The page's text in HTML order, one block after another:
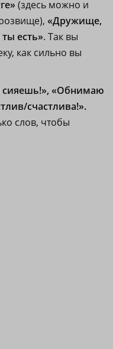
(здесь можно и
«Дружище,
есть». Так вы
как сильно вы
«Обнимаю
счастлива!».
слов, чтобы